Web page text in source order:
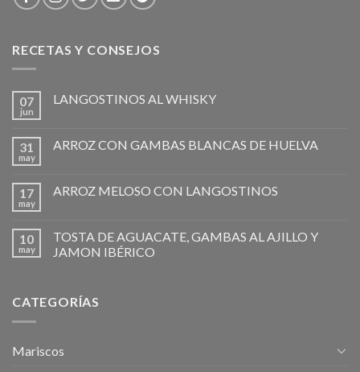
RECETAS Y CONSEJOS
07
jun
LANGOSTINOS AL WHISKY
31
may
ARROZ CON GAMBAS BLANCAS DE HUELVA
17
may
ARROZ MELOSO CON LANGOSTINOS
10
may
TOSTA DE AGUACATE, GAMBAS AL AJILLO Y
JAMON IBÉRICO
CATEGORÍAS
Mariscos